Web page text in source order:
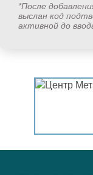
*После
выслан код
активной до